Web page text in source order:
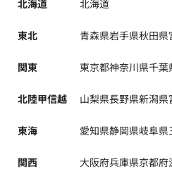
北海道 北海道
東北 青森県岩手県秋田県
関東 東京都神奈川県千葉
北陸甲信越 山梨県長野県新潟県
東海 愛知県静岡県岐阜県
関西 大阪府兵庫県京都府